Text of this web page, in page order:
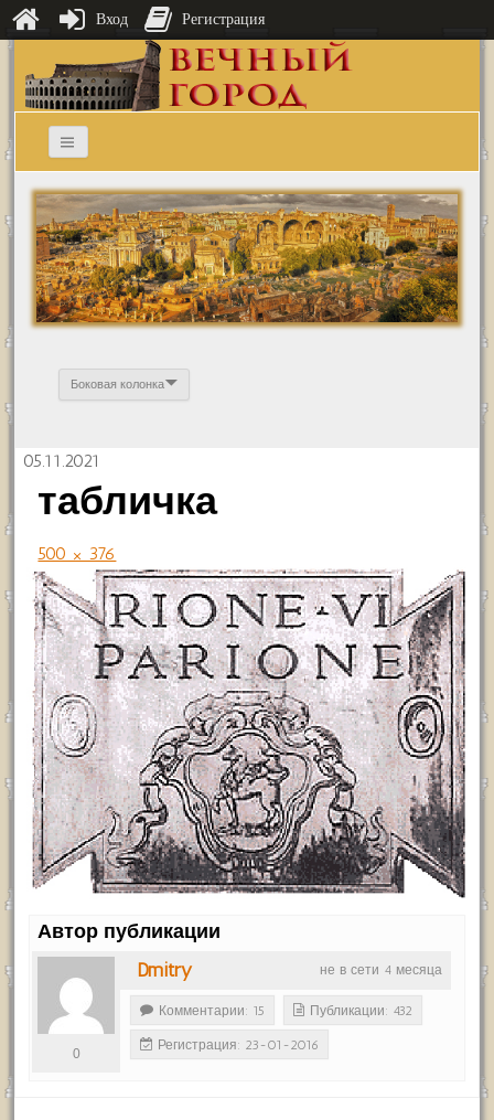
Боковая колонка
05.11.2021
табличка
500 × 376
Автор публикации
не в сети 4 месяца
Dmitry
0
Комментарии: 15 Публикации: 432
Регистрация: 23-01-2016
Вход Регистрация